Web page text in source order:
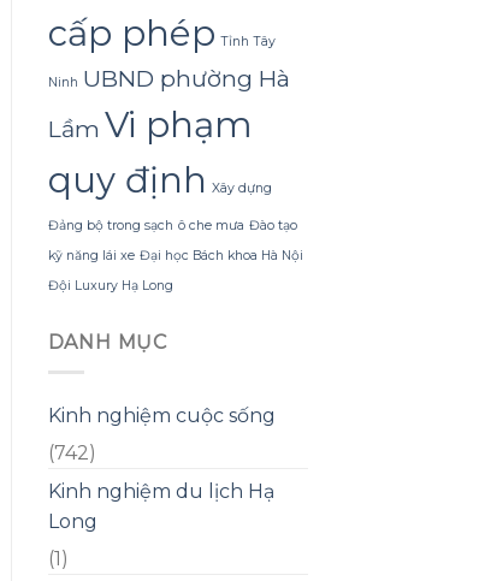
cấp phép Tỉnh Tây
Ninh UBND phường Hà
Lầm Vi phạm
quy định Xây dựng
Đảng bộ trong sạch ô che mưa Đào tạo
kỹ năng lái xe Đại học Bách khoa Hà Nội
Đội Luxury Hạ Long
DANH MỤC
Kinh nghiệm cuộc sống
(742)
Kinh nghiệm du lịch Hạ
Long
(1)